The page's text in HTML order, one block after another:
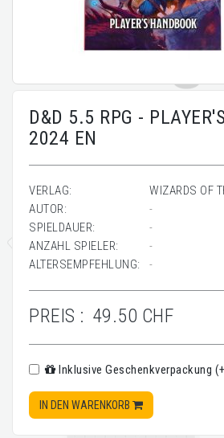
D&D 5.5 RPG -
2024 EN
VERLAG:
WIZARDS OF
AUTOR:
-
SPIELDAUER:
-
ANZAHL SPIELER:
-
ALTERSEMPFEHLUNG:
-
PREIS : 49.50 CHF
Inklusive Geschenkverpackung
IN DEN WARENKORB